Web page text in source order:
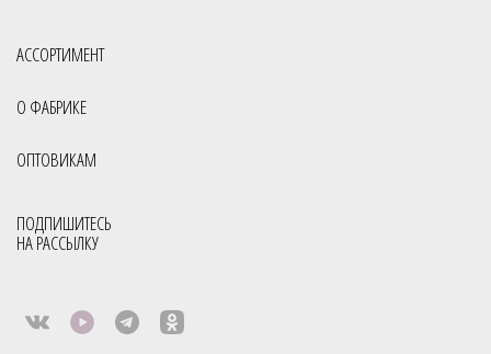
АССОРТИМЕНТ
О ФАБРИКЕ
ОПТОВИКАМ
ПОДПИШИТЕСЬ
НА РАССЫЛКУ